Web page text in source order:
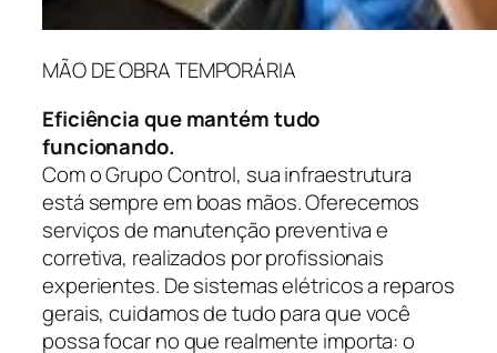
MÃO DE OBRA TEMPORÁRIA
Eficiência que mantém tudo
funcionando.
Com o Grupo Control, sua infraestrutura
está sempre em boas mãos. Oferecemos
serviços de manutenção preventiva e
corretiva, realizados por profissionais
experientes. De sistemas elétricos a reparos
gerais, cuidamos de tudo para que você
possa focar no que realmente importa: o